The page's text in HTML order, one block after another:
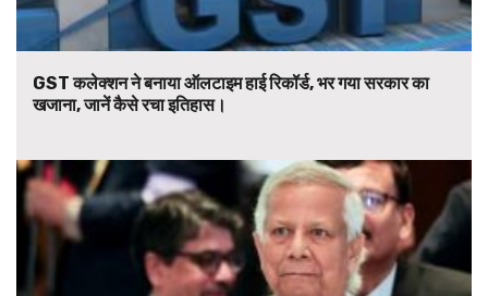
GST कलेक्शन ने बनाया ऑलटाइम हाई रिकॉर्ड, भर गया सरकार का
खजाना, जानें कैसे रचा इतिहास।